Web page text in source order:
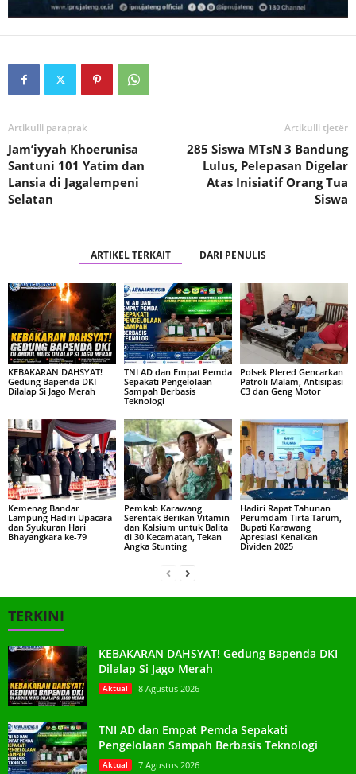
Artikulli paraprak
Jam’iyyah Khoerunisa
Santuni 101 Yatim dan
Lansia di Jagalempeni
Selatan
Artikulli tjetër
285 Siswa MTsN 3 Bandung
Lulus, Pelepasan Digelar
Atas Inisiatif Orang Tua
Siswa
ARTIKEL TERKAIT DARI PENULIS
KEBAKARAN DAHSYAT!
Gedung Bapenda DKI
Dilalap Si Jago Merah
TNI AD dan Empat Pemda
Sepakati Pengelolaan
Sampah Berbasis
Teknologi
Polsek Plered Gencarkan
Patroli Malam, Antisipasi
C3 dan Geng Motor
Kemenag Bandar
Lampung Hadiri Upacara
dan Syukuran Hari
Bhayangkara ke-79
Pemkab Karawang
Serentak Berikan Vitamin
dan Kalsium untuk Balita
di 30 Kecamatan, Tekan
Angka Stunting
Hadiri Rapat Tahunan
Perumdam Tirta Tarum,
Bupati Karawang
Apresiasi Kenaikan
Dividen 2025
TERKINI
KEBAKARAN DAHSYAT! Gedung Bapenda DKI
Dilalap Si Jago Merah
Aktual 8 Agustus 2026
TNI AD dan Empat Pemda Sepakati
Pengelolaan Sampah Berbasis Teknologi
Aktual 7 Agustus 2026